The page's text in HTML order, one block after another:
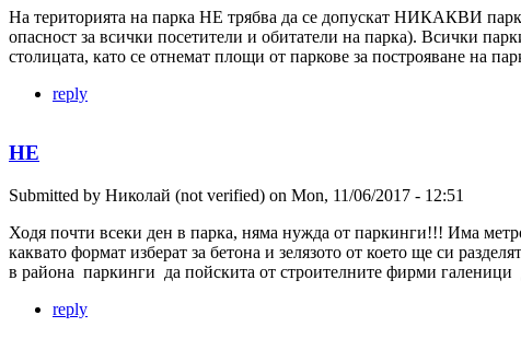
На територията на парка НЕ трябва да се допускат НИКАКВИ
опасност за всички посетители и обитатели на парка). Всички
столицата, като се отнемат площи от паркове за построяване на
reply
НЕ
Submitted by Николай (not verified) on Mon, 11/06/2017 - 12:51
Ходя почти всеки ден в парка, няма нужда от паркинги!!! Има
каквато формат изберат за бетона и зелязото от което ще си
в района паркинги да пойскита от строителните фирми галеници
reply